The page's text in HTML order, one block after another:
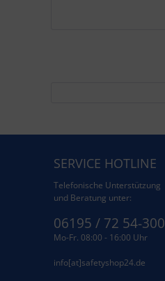
SERVICE HOTLINE
Telefonische Unterstützung
und Beratung unter:
06195 / 72 54-300
Mo-Fr. 08:00 - 16:00 Uhr
info[at]safetyshop24.de